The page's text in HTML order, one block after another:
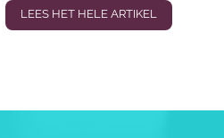
LEES HET HELE ARTIKEL